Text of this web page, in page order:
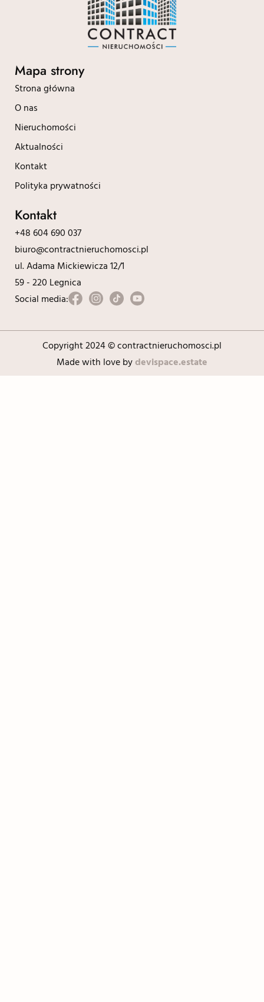
Mapa strony
Strona główna
O nas
Nieruchomości
Aktualności
Kontakt
Polityka prywatności
Kontakt
+48 604 690 037
biuro@contractnieruchomosci.pl
ul. Adama Mickiewicza 12/1
59 - 220 Legnica
Social media:
Copyright 2024 © contractnieruchomosci.pl
Made with love bydevispace.estate